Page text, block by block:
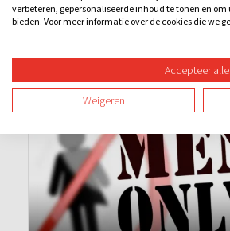
verbeteren, gepersonaliseerde inhoud te tonen en
bieden. Voor meer informatie over de cookies die we
Accepteer
Weigeren